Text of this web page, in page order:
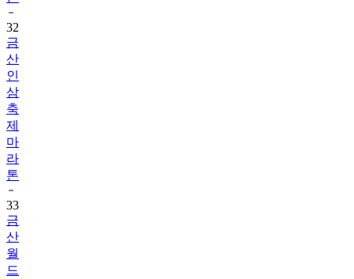
32
금
산
인
삼
축
제
마
라
톤
33
금
산
월
드